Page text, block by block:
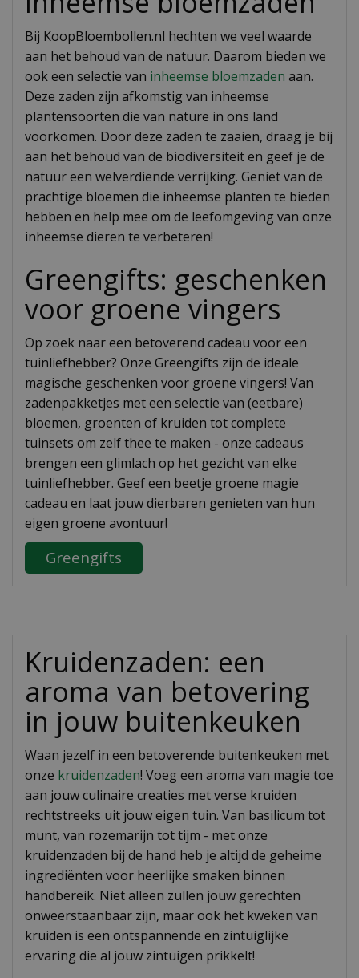
Bij KoopBloembollen.nl hechten we veel waarde
aan het behoud van de natuur. Daarom bieden we
ook een selectie van inheemse bloemzaden aan.
Deze zaden zijn afkomstig van inheemse
plantensoorten die van nature in ons land
voorkomen. Door deze zaden te zaaien, draag je bij
aan het behoud van de biodiversiteit en geef je de
natuur een welverdiende verrijking. Geniet van de
prachtige bloemen die inheemse planten te bieden
hebben en help mee om de leefomgeving van onze
inheemse dieren te verbeteren!
Greengifts: geschenken
voor groene vingers
Op zoek naar een betoverend cadeau voor een
tuinliefhebber? Onze Greengifts zijn de ideale
magische geschenken voor groene vingers! Van
zadenpakketjes met een selectie van (eetbare)
bloemen, groenten of kruiden tot complete
tuinsets om zelf thee te maken - onze cadeaus
brengen een glimlach op het gezicht van elke
tuinliefhebber. Geef een beetje groene magie
cadeau en laat jouw dierbaren genieten van hun
eigen groene avontuur!
Greengifts
Kruidenzaden: een
aroma van betovering
in jouw buitenkeuken
Waan jezelf in een betoverende buitenkeuken met
onze kruidenzaden! Voeg een aroma van magie toe
aan jouw culinaire creaties met verse kruiden
rechtstreeks uit jouw eigen tuin. Van basilicum tot
munt, van rozemarijn tot tijm - met onze
kruidenzaden bij de hand heb je altijd de geheime
ingrediënten voor heerlijke smaken binnen
handbereik. Niet alleen zullen jouw gerechten
onweerstaanbaar zijn, maar ook het kweken van
kruiden is een ontspannende en zintuiglijke
ervaring die al jouw zintuigen prikkelt!